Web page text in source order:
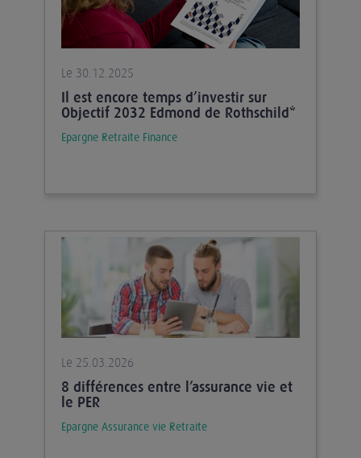
Le 30.12.2025
Il est encore temps d’investir sur
Objectif 2032 Edmond de Rothschild*
Epargne Retraite Finance
Le 25.03.2026
8 différences entre l’assurance vie et
le PER
Epargne Assurance vie Retraite